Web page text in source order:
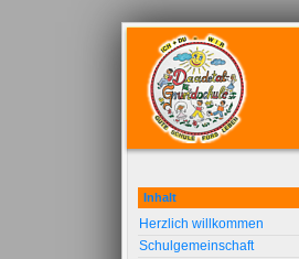
Inhalt
Herzlich willkommen
Schulgemeinschaft